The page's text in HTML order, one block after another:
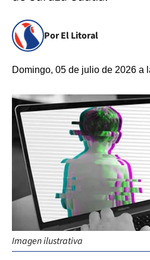
Por El Litoral
Domingo, 05 de julio de 2026 a
Imagen ilustrativa